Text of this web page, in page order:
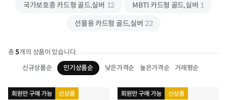
국가보호종 카드형 골드,실버 12 MBTI 카드형 골드,실버 1
선물용 카드형 골드,실버 22
총5개의 상품이 있습니다.
신규상품순
인기상품순 낮은가격순 높은가격순 거래평순